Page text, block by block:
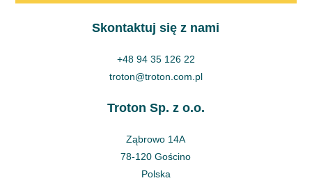
Skontaktuj się z nami
+48 94 35 126 22
troton@troton.com.pl
Troton Sp. z o.o.
Ząbrowo 14A
78-120 Gościno
Polska